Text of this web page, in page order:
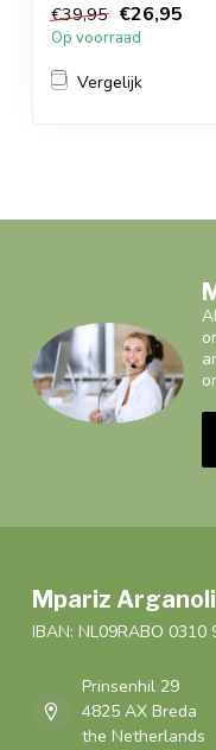
€39,95 €26,95
Op voorraad
Vergelijk
Mpariz
IBAN: NL09RABO 0310
Prinsenhil 29
4825 AX Breda
the Netherlands